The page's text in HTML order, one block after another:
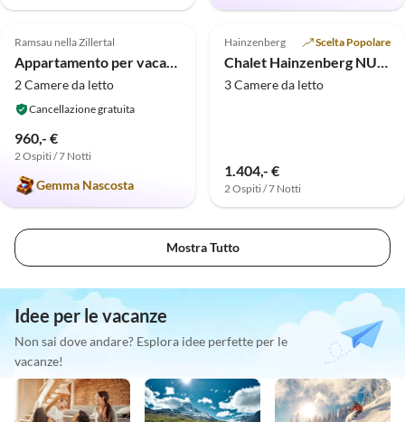
4.9 (4)
Ramsau nella Zillertal
Appartamento per vacanze Haus Alpenfriede
2 Camere da letto
Cancellazione gratuita
960,- €
2 Ospiti / 7 Notti
Gemma Nascosta
Alto
5.0 (3)
Hainzenberg Scelta Popolare
Chalet Hainzenberg NUOVO
3 Camere da letto
1.404,- €
2 Ospiti / 7 Notti
Mostra Tutto
Idee per le vacanze
Non sai dove andare? Esplora idee perfette per le
vacanze!